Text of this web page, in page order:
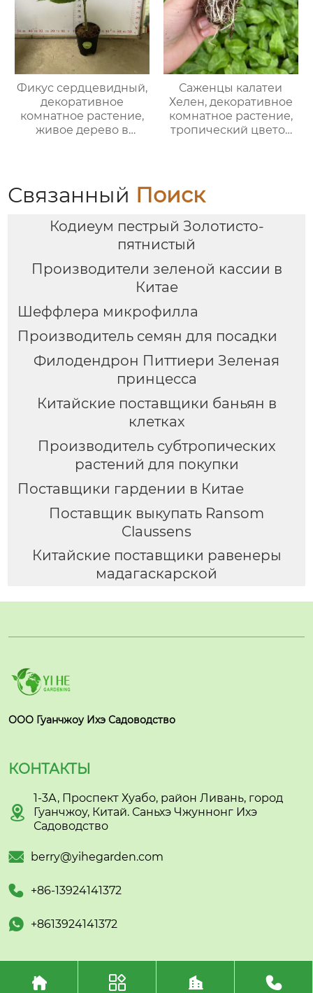
Фикус сердцевидный,
декоративное
комнатное растение,
живое дерево в
Саженцы калатеи
Хелен, декоративное
комнатное растение,
тропический цветок
Связанный Поиск
Кодиеум пестрый Золотисто-
пятнистый
Производители зеленой кассии в
Китае
Шеффлера микрофилла
Производитель семян для посадки
Филодендрон Питтиери Зеленая
принцесса
Китайские поставщики баньян в
клетках
Производитель субтропических
растений для покупки
Поставщики гардении в Китае
Поставщик выкупать Ransom
Claussens
Китайские поставщики равенеры
мадагаскарской
ООО Гуанчжоу Ихэ Садоводство
КОНТАКТЫ

1-3А, Проспект Хуабо, район Ливань, город
Гуанчжоу, Китай. Саньхэ Чжуннонг Ихэ
Садоводство
 berry@yihegarden.com
 +86-13924141372
 +8613924141372
   